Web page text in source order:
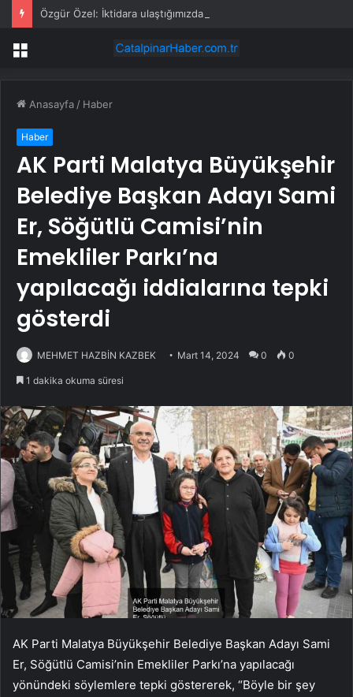
Menü
Anasayfa / Haber
Haber
AK Parti Malatya Büyükşehir
Belediye Başkan Adayı Sami
Er, Söğütlü Camisi’nin
Emekliler Parkı’na
yapılacağı iddialarına tepki
gösterdi
MEHMET HAZBİN KAZBEK Mart 14, 2024 0 0
1 dakika okuma süresi
AK Parti Malatya Büyükşehir Belediye Başkan Adayı Sami
Er, Söğütlü Camisi’nin Emekliler Parkı’na yapılacağı
yönündeki söylemlere tepki göstererek, “Böyle bir şey